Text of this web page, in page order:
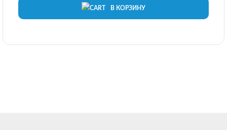
В КОРЗИНУ